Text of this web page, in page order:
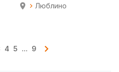
Люблино
4 5 ... 9